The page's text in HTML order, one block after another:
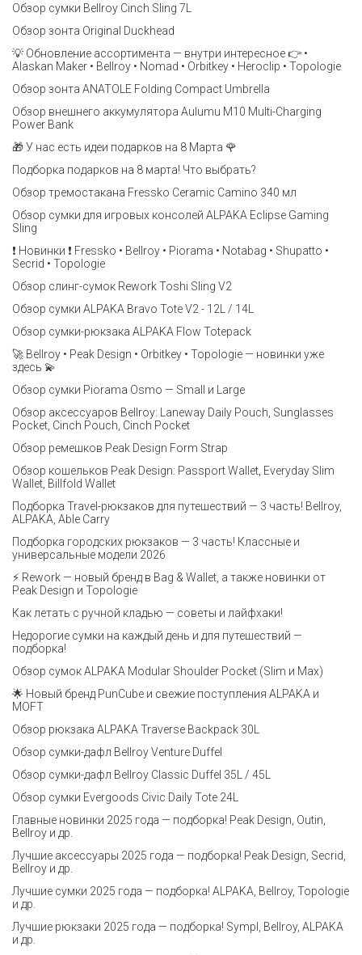
Обзор сумки Bellroy Cinch Sling 7L
Обзор зонта Original Duckhead
💡 Обновление ассортимента — внутри интересное 👉 •
Alaskan Maker • Bellroy • Nomad • Orbitkey • Heroclip • Topologie
Обзор зонта ANATOLE Folding Compact Umbrella
Обзор внешнего аккумулятора Aulumu M10 Multi-Charging
Power Bank
🎁 У нас есть идеи подарков на 8 Марта 🌹
Подборка подарков на 8 марта! Что выбрать?
Обзор тремостакана Fressko Ceramic Camino 340 мл
Обзор сумки для игровых консолей ALPAKA Eclipse Gaming
Sling
❗️ Новинки ❗️ Fressko • Bellroy • Piorama • Notabag • Shupatto •
Secrid • Topologie
Обзор слинг-сумок Rework Toshi Sling V2
Обзор сумки ALPAKA Bravo Tote V2 - 12L / 14L
Обзор сумки-рюкзака ALPAKA Flow Totepack
🚀 Bellroy • Peak Design • Orbitkey • Topologie — новинки уже
здесь 💫
Обзор сумки Piorama Osmo — Small и Large
Обзор аксессуаров Bellroy: Laneway Daily Pouch, Sunglasses
Pocket, Cinch Pouch, Cinch Pocket
Обзор ремешков Peak Design Form Strap
Обзор кошельков Peak Design: Passport Wallet, Everyday Slim
Wallet, Billfold Wallet
Подборка Travel-рюкзаков для путешествий — 3 часть! Bellroy,
ALPAKA, Able Carry
Подборка городских рюкзаков — 3 часть! Классные и
универсальные модели 2026
⚡️ Rework — новый бренд в Bag & Wallet, а также новинки от
Peak Design и Topologie
Как летать с ручной кладью — советы и лайфхаки!
Недорогие сумки на каждый день и для путешествий —
подборка!
Обзор сумок ALPAKA Modular Shoulder Pocket (Slim и Max)
🌟 Новый бренд PunCube и свежие поступления ALPAKA и
MOFT
Обзор рюкзака ALPAKA Traverse Backpack 30L
Обзор сумки-дафл Bellroy Venture Duffel
Обзор сумки-дафл Bellroy Classic Duffel 35L / 45L
Обзор сумки Evergoods Civic Daily Tote 24L
Главные новинки 2025 года — подборка! Peak Design, Outin,
Bellroy и др.
Лучшие аксессуары 2025 года — подборка! Peak Design, Secrid,
Bellroy и др.
Лучшие сумки 2025 года — подборка! ALPAKA, Bellroy, Topologie
и др.
Лучшие рюкзаки 2025 года — подборка! Sympl, Bellroy, ALPAKA
и др.